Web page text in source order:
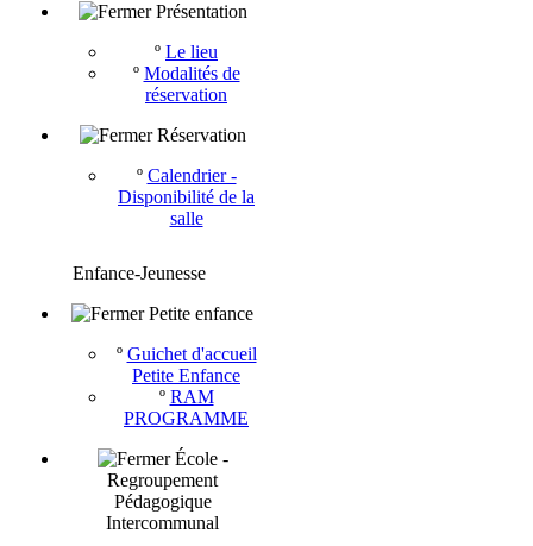
Présentation
º Le lieu
º Modalités de
réservation
Réservation
º Calendrier -
Disponibilité de la
salle
Enfance-Jeunesse
Petite enfance
º Guichet d'accueil
Petite Enfance
º RAM
PROGRAMME
École -
Regroupement
Pédagogique
Intercommunal